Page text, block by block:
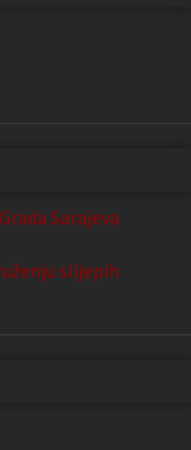
Sarajeva
slijepih